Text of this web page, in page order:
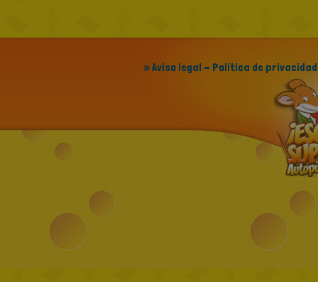
» Aviso legal - Política de privacidad